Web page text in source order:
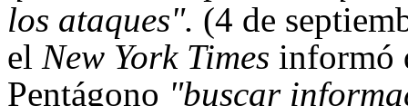
los ataques". (4 de
el New York Times informó
Pentágono "buscar